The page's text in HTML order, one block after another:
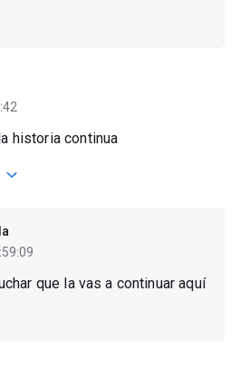
historia continua
que la vas a continuar aquí